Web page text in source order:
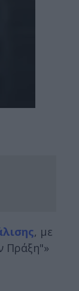
, με
Πράξη"»